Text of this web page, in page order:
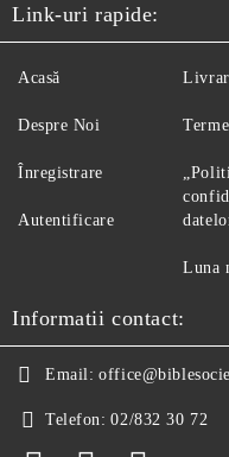
Link-uri rapide:
Acasă
Despre Noi
Înregistrare
Autentificare
Luna
Informatii contact:
Email:
Telefon: 02/832 30 72